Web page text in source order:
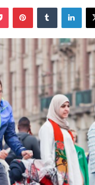
‫X لينكدإن بينتيريست